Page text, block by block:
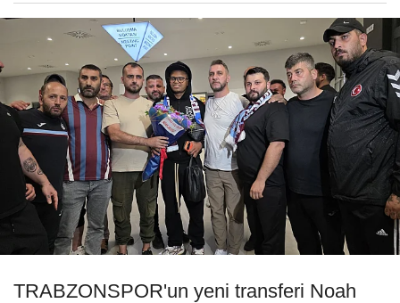
TRABZONSPOR'un yeni transferi Noah